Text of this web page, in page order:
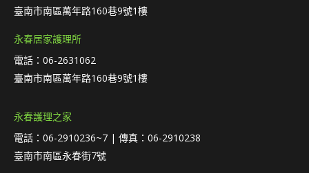
臺南市南區萬年路160巷9號1樓
永春居家護理所
電話：06-2631062
臺南市南區萬年路160巷9號1樓
永春護理之家
電話：06-2910236~7 | 傳真：06-2910238
臺南市南區永春街7號